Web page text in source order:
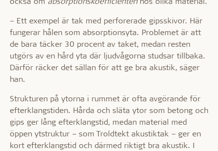
– Ett exempel är tak med perforerade gipsskivor. Här
fungerar hålen som absorptionsyta. Problemet är att
de bara täcker 30 procent av taket, medan resten
utgörs av en hård yta där ljudvågorna studsar tillbaka.
Därför räcker det sällan för att ge bra akustik, säger
han.
Strukturen på ytorna i rummet är ofta avgörande för
efterklangstiden. Hårda och släta ytor som betong och
gips ger lång efterklangstid, medan material med
öppen ytstruktur – som Troldtekt akustiktak – ger en
kort efterklangstid och därmed riktigt bra akustik. I